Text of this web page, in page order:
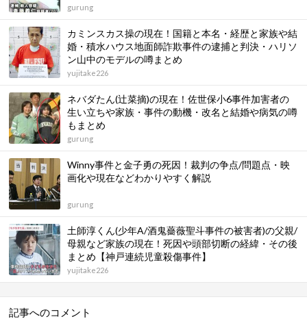
gurung
カミンスカス操の現在！国籍と本名・経歴と家族や結
婚・積水ハウス地面師詐欺事件の逮捕と判決・ハリソ
ン山中のモデルの噂まとめ
yujitake226
ネバダたん(辻菜摘)の現在！佐世保小6事件加害者の
生い立ちや家族・事件の動機・改名と結婚や病気の噂
もまとめ
gurung
Winny事件と金子勇の死因！裁判の争点/問題点・映
画化や現在などわかりやすく解説
gurung
土師淳くん(少年A/酒鬼薔薇聖斗事件の被害者)の父親/
母親など家族の現在！死因や頭部切断の経緯・その後
まとめ【神戸連続児童殺傷事件】
yujitake226
記事へのコメント